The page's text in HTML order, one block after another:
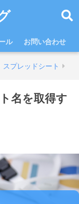
ル お問い合わせ
スプレッドシート
名を取得す